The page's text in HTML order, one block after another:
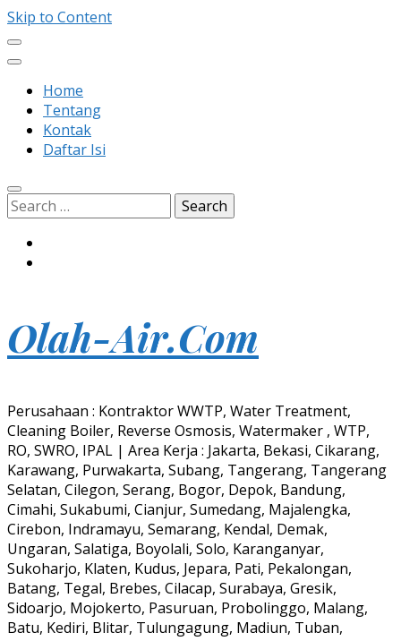
Skip to Content
Home
Tentang
Kontak
Daftar Isi
Search
for:
Olah-Air.Com
Perusahaan : Kontraktor WWTP, Water Treatment,
Cleaning Boiler, Reverse Osmosis, Watermaker , WTP,
RO, SWRO, IPAL | Area Kerja : Jakarta, Bekasi, Cikarang,
Karawang, Purwakarta, Subang, Tangerang, Tangerang
Selatan, Cilegon, Serang, Bogor, Depok, Bandung,
Cimahi, Sukabumi, Cianjur, Sumedang, Majalengka,
Cirebon, Indramayu, Semarang, Kendal, Demak,
Ungaran, Salatiga, Boyolali, Solo, Karanganyar,
Sukoharjo, Klaten, Kudus, Jepara, Pati, Pekalongan,
Batang, Tegal, Brebes, Cilacap, Surabaya, Gresik,
Sidoarjo, Mojokerto, Pasuruan, Probolinggo, Malang,
Batu, Kediri, Blitar, Tulungagung, Madiun, Tuban,